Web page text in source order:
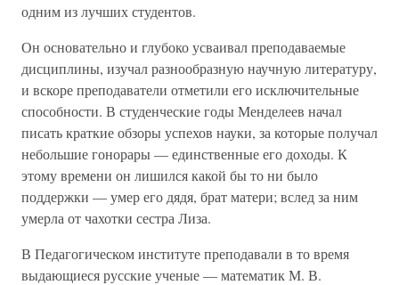
одним из лучших студентов.
Он основательно и глубоко усваивал преподаваемые
дисциплины, изучал разнообразную научную литературу,
и вскоре преподаватели отметили его исключительные
способности. В студенческие годы Менделеев начал
писать краткие обзоры успехов науки, за которые получал
небольшие гонорары — единственные его доходы. К
этому времени он лишился какой бы то ни было
поддержки — умер его дядя, брат матери; вслед за ним
умерла от чахотки сестра Лиза.
В Педагогическом институте преподавали в то время
выдающиеся русские ученые — математик М. В.